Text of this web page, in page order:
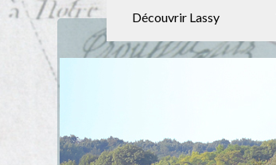
Découvrir Lassy